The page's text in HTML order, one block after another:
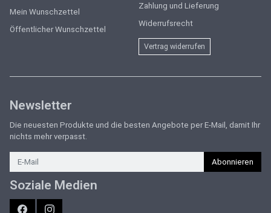
Mein Wunschzettel
Öffentlicher Wunschzettel
Zahlung und Lieferung
Widerrufsrecht
Vertrag widerrufen
Newsletter
Die neuesten Produkte und die besten Angebote per E-Mail, damit Ihr
nichts mehr verpasst.
Newsletter
Abonnieren
Soziale Medien
FacebookInstagram